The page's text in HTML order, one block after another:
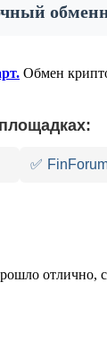
Обмен
✅
отлично,